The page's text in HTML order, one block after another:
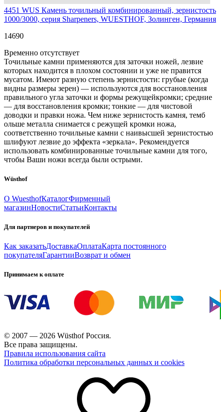
4451 WUS Камень точильный комбинированный, зернистость
1000/3000, серия Sharpeners, WUESTHOF, Золинген, Германия
14690
Временно отсутствует
Точильные камни применяются для заточки ножей, лезвие
которых находится в плохом состоянии и уже не правится
мусатом. Имеют разную степень зернистости: грубые (когда
видны размеры зерен) — используются для восстановления
правильного угла заточки и формы режущейкромки; средние
— для восстановления кромки; тонкие — для чистовой
доводки и правки ножа. Чем ниже зернистость камня, темб
ольше металла снимается с режущей кромки ножа,
соответственно точильные камни с наивысшей зернистостью
шлифуют лезвие до эффекта «зеркала». Рекомендуется
использовать комбинированные точильные камни для того,
чтобы Ваши ножи всегда были острыми.
Wüsthof
О WuesthofКаталогФирменный
магазинНовостиСтатьиКонтакты
Для партнеров и покупателей
Как заказатьДоставкаОплатаКарта постоянного
покупателяГарантииВозврат и обмен
Принимаем к оплате
© 2007 — 2026 Wüsthof Россия.
Все права защищены.
Правила использования сайта
Политика обработки персональных данных и cookies